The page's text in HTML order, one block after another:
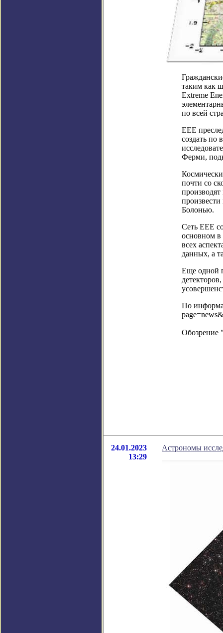
таким как
Extreme
по всей
ЕЕЕ
создать по
Ферми,
почти со
Болонью.
Сеть EEE
основном в
всех
данных, а
Еще одной
По
Обозрение
24.01.2023
13:29
Астрономы